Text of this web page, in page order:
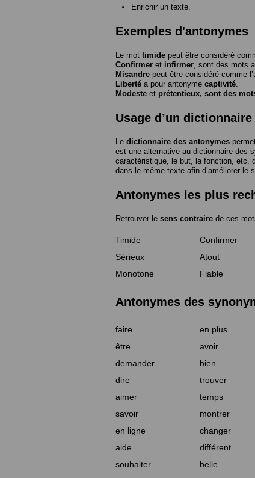
Enrichir un texte.
Exemples d'antonymes
Le mot timide peut être considéré
Confirmer et infirmer , sont des mots
Misandre peut être considéré comme
Liberté a pour antonyme captivité
Modeste et prétentieux, sont des
Usage d’un
Le dictionnaire des antonymes
est une alternative au dictionnaire des
caractéristique, le but, la fonction, etc.
dans le même texte afin d’améliorer le
Antonymes les plus
Retrouver le sens contraire de ces
Timide Confirmer
Sérieux
Atout
Monotone
Fiable
Antonymes des
faire en plus
être
avoir
demander
bien
dire
trouver
aimer
temps
savoir
montrer
en ligne
changer
aide
différent
souhaiter
belle